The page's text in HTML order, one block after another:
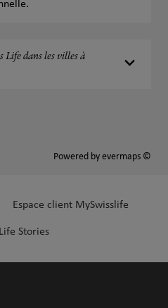
Life dans les villes à
Powered by evermaps ©
Espace client MySwisslife
Stories